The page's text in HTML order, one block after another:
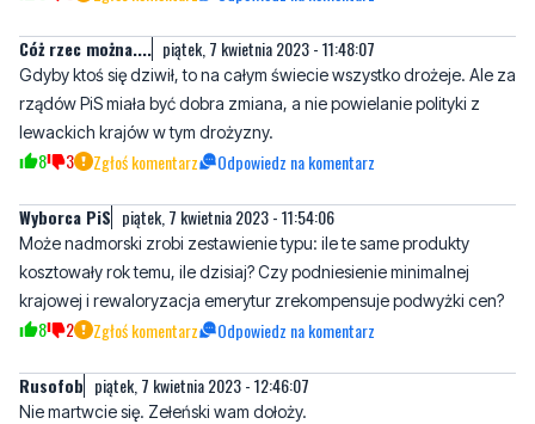
lewackich krajów w tym drożyzny.
8 3 Zgłoś komentarz Odpowiedz na komentarz
Wyborca PiS piątek, 7 kwietnia 2023 - 11:54:06
Może nadmorski zrobi zestawienie typu: ile te same produkty
krajowej i rewaloryzacja emerytur zrekompensuje podwyżki cen?
8 2 Zgłoś komentarz Odpowiedz na komentarz
Rusofob piątek, 7 kwietnia 2023 - 12:46:07
Nie martwcie się. Zełeński wam dołoży.
To ten w dresie? sobota, 8 kwietnia 2023 - 08:51:39